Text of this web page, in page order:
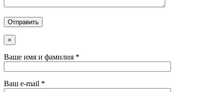
×
Ваше имя и фамилия *
Ваш e-mail *